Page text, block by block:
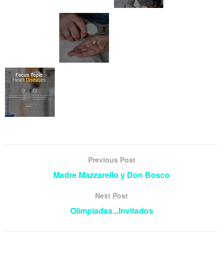
Previous Post
Madre Mazzarello y Don Bosco
Next Post
Olimpiadas...Invitados